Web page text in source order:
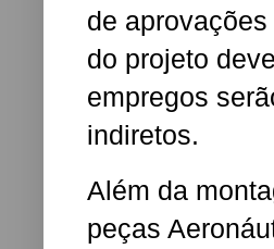
de
do projeto
empregos
indiretos.
Além da
peças